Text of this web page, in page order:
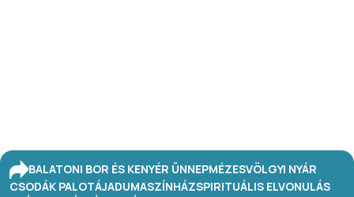
BALATONI BOR ÉS KENYÉR ÜNNEPMÉZESVÖLGYI NYÁR
CSODÁK PALOTÁJADUMASZÍNHÁZSPIRITUÁLIS ELVONULÁS